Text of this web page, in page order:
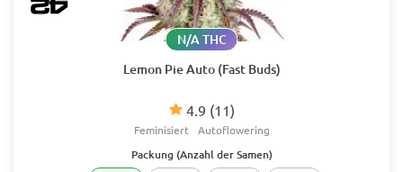
Lemon Pie Auto (Fast Buds)
4.9 (11)
N/A THC
Feminisiert Autoflowering
Packung (Anzahl der Samen)